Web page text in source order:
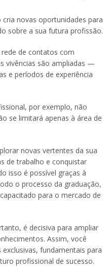
novas oportunidades para
sobre a sua futura profissão.
de contatos com
vivências são ampliadas —
e períodos de experiência
por exemplo, não
se limitará apenas à área de
novas vertentes da sua
de trabalho e conquistar
isso é possível graças à
o processo da graduação,
para o mercado de
é decisiva para ampliar
Assim, você
fundamentais para
profissional de sucesso.